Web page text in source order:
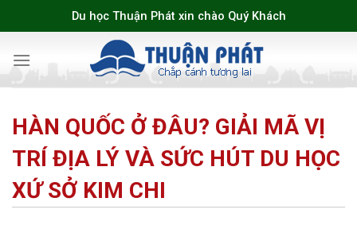
to
Du học Thuận Phát xin chào Quý Khách
HÀN QUỐC Ở ĐÂU? GIẢI MÃ VỊ
TRÍ ĐỊA LÝ VÀ SỨC HÚT DU HỌC
XỨ SỞ KIM CHI